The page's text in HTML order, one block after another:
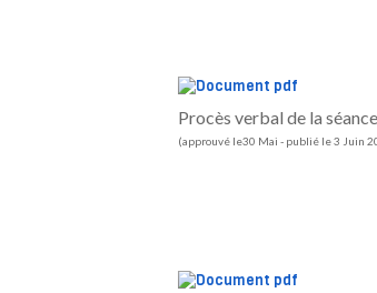
Procès verbal de la séance
(approuvé le30 Mai - publié le 3 Juin